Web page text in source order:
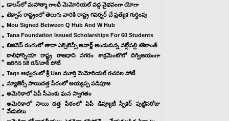
డాలస్‌లో మహాత్మా గాంధీ మెమోరియల్ వద్ద వైభవంగా యోగా
టెక్సాస్ రాష్ట్రంలో తెలుగు వారికి రాష్ట్ర గవర్నర్ చే ప్రత్యేక గుర్తింపు
Mou Signed Between Q Hub And W Hub
Tana Foundation Issued Scholarships For 60 Students
బిజినెస్ రంగంలో తానా ఎక్సెలెన్సీ అవార్డ్ అందుకున్న వల్లేపల్లి శశికాంత్‌
కాలిఫోర్నియా రాష్ట్ర రాజధాని నగరం శాక్రమెంటొలో దిగ్విజయంగా
జరిగిన 5కె రన్/వాక్ పోటీ
Tags ఆధ్వరంలో శ్రీ Uan మూర్తి మెమోరియల్ రచనల పోటీ
న్యూజెర్సీ సాయిదత్త పీఠంలో అయ్యప్ప పడిపూజ
అమెరికాలో ఏపీ సీఎంకు ఘన స్వాగతం
అమెరికాలో సాయి దత్త పీఠంలో ఏపీ డిప్యూటీ స్పీకర్ పుట్టినరోజు
వేడుకలు